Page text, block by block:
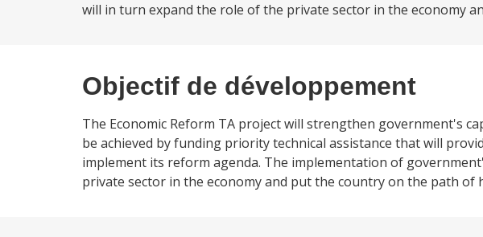
will in turn expand the role of the private sector in the economy
Objectif de développement
The Economic Reform TA project will strengthen government's
be achieved by funding priority technical assistance that will
implement its reform agenda. The implementation of
private sector in the economy and put the country on the path of